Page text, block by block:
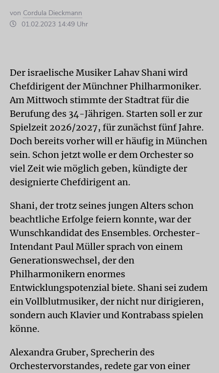
von Cordula Dieckmann
01.02.2023 14:49 Uhr
Der israelische Musiker Lahav Shani wird
Chefdirigent der Münchner Philharmoniker.
Am Mittwoch stimmte der Stadtrat für die
Berufung des 34-Jährigen. Starten soll er zur
Spielzeit 2026/2027, für zunächst fünf Jahre.
Doch bereits vorher will er häufig in München
sein. Schon jetzt wolle er dem Orchester so
viel Zeit wie möglich geben, kündigte der
designierte Chefdirigent an.
Shani, der trotz seines jungen Alters schon
beachtliche Erfolge feiern konnte, war der
Wunschkandidat des Ensembles. Orchester-
Intendant Paul Müller sprach von einem
Generationswechsel, der den
Philharmonikern enormes
Entwicklungspotenzial biete. Shani sei zudem
ein Vollblutmusiker, der nicht nur dirigieren,
sondern auch Klavier und Kontrabass spielen
könne.
Alexandra Gruber, Sprecherin des
Orchestervorstandes, redete gar von einer